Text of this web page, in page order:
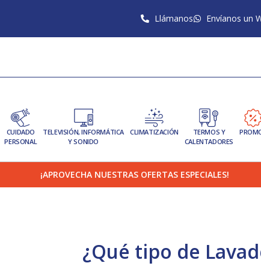
Llámanos Envíanos un
CUIDADO
PERSONAL
TELEVISIÓN, INFORMÁTICA
Y SONIDO
CLIMATIZACIÓN
TERMOS Y
CALENTADORES
¡APROVECHA NUESTRAS OFERTAS ESPECIALES!
¿Qué tipo de